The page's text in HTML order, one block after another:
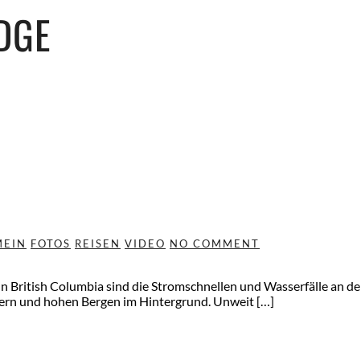
FOTOS REISEN VIDEO NO COMMENT
British Columbia sind die Stromschnellen und Wasserfälle an
und hohen Bergen im Hintergrund. Unweit […]